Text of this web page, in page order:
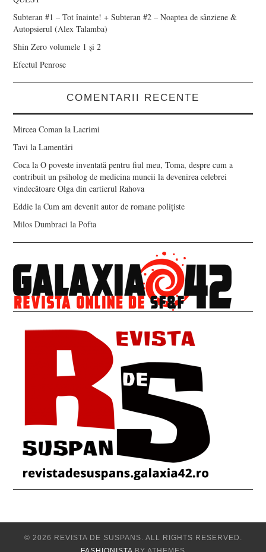
Subteran #1 – Tot înainte! + Subteran #2 – Noaptea de sânziene &
Autopsierul (Alex Talamba)
Shin Zero volumele 1 și 2
Efectul Penrose
COMENTARII RECENTE
Mircea Coman laLacrimi
Tavi laLamentări
Coca laO poveste inventată pentru fiul meu, Toma, despre cum a
contribuit un psiholog de medicina muncii la devenirea celebrei
vindecătoare Olga din cartierul Rahova
Eddie laCum am devenit autor de romane polițiste
Milos Dumbraci laPofta
© 2026 REVISTA DE SUSPANS. ALL RIGHTS RESERVED.